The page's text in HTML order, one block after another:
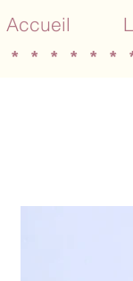
Accueil
* * * * * *